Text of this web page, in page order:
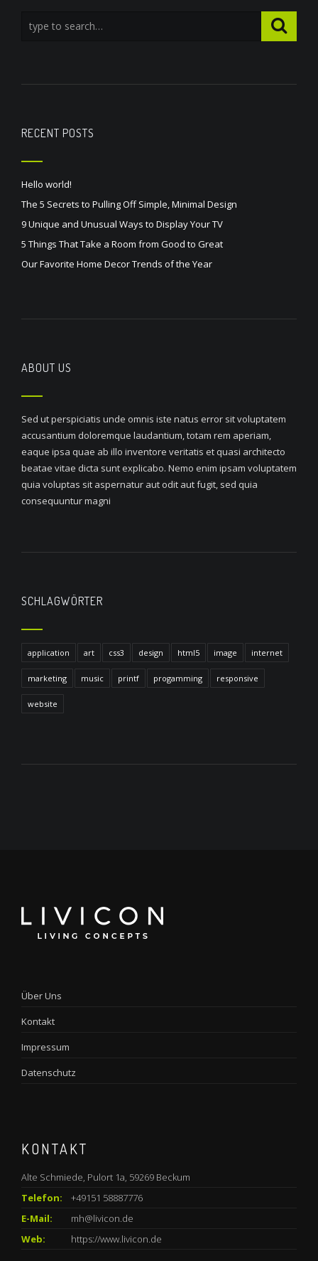
RECENT POSTS
Hello world!
The 5 Secrets to Pulling Off Simple, Minimal Design
9 Unique and Unusual Ways to Display Your TV
5 Things That Take a Room from Good to Great
Our Favorite Home Decor Trends of the Year
ABOUT US
Sed ut perspiciatis unde omnis iste natus error sit voluptatem
accusantium doloremque laudantium, totam rem aperiam,
eaque ipsa quae ab illo inventore veritatis et quasi architecto
beatae vitae dicta sunt explicabo. Nemo enim ipsam voluptatem
quia voluptas sit aspernatur aut odit aut fugit, sed quia
consequuntur magni
SCHLAGWÖRTER
application art css3 design html5 image internet
marketing music printf progamming responsive
website
Über Uns
Kontakt
Impressum
Datenschutz
KONTAKT
Alte Schmiede, Pulort 1a, 59269 Beckum
Telefon:
+49151 58887776
E-Mail:
mh@livicon.de
Web:
https://www.livicon.de